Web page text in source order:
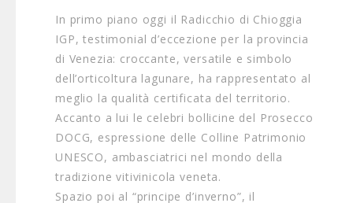
In primo piano oggi il Radicchio di Chioggia
IGP, testimonial d’eccezione per la provincia
di Venezia: croccante, versatile e simbolo
dell’orticoltura lagunare, ha rappresentato al
meglio la qualità certificata del territorio.
Accanto a lui le celebri bollicine del Prosecco
DOCG, espressione delle Colline Patrimonio
UNESCO, ambasciatrici nel mondo della
tradizione vitivinicola veneta.
Spazio poi al “principe d’inverno”, il